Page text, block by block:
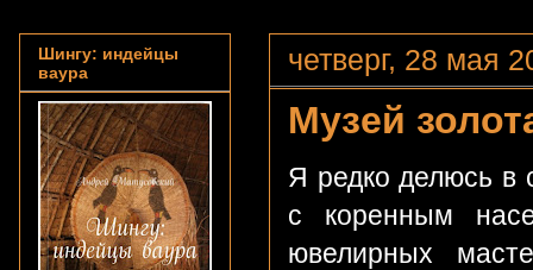
четверг, 28 мая
Музей
Я редко делюсь в
с коренным
ювелирных
Шингу: индейцы
ваура